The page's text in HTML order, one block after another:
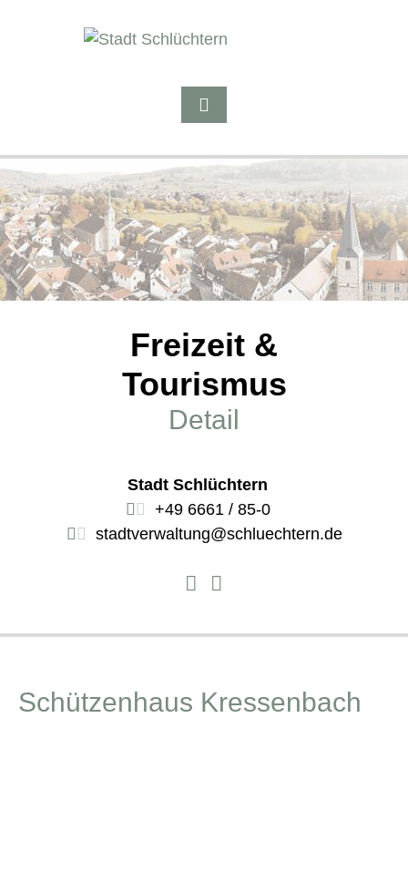
Freizeit &
Tourismus
Detail
Stadt Schlüchtern
+49 6661 / 85-0
stadtverwaltung@schluechtern.de
Schützenhaus Kressenbach